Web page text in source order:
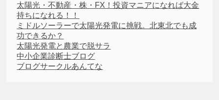
太陽光・不動産・株・FX！投資マニアになれば大金
持ちになれる！！
ミドルソーラーで太陽光発電に挑戦。北東北でも成
功できるか？
太陽光発電と農業で脱サラ
中小企業診断士ブログ
ブログサークルあんてな